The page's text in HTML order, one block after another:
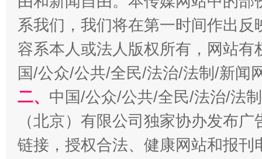
揭开“小金库”的免责幌子
系我们，我们将在第一时间作出
容系本人或法人版权所有，网站
国/公众/公共/全民/法治/法制/新闻
二、 中国/公众/公共/全民/法治/法
（北京）有限公司独家协办发布
链接，授权合法、健康网站和报